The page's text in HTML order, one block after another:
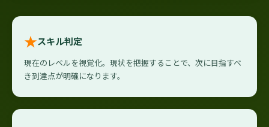
★スキル判定
現在のレベルを視覚化。現状を把握することで、次に目指すべ
き到達点が明確になります。